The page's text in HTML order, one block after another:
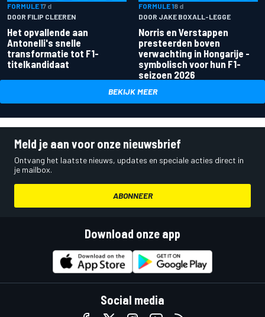
FORMULE 17 d
DOOR FILIP CLEEREN
Het opvallende aan
Antonelli's snelle
transformatie tot F1-
titelkandidaat
FORMULE 18 d
DOOR JAKE BOXALL-LEGGE
Norris en Verstappen
presteerden boven
verwachting in Hongarije -
symbolisch voor hun F1-
seizoen 2026
BEKIJK MEER
Meld je aan voor onze nieuwsbrief
Ontvang het laatste nieuws, updates en speciale acties direct in
je mailbox.
ABONNEER
Download onze app
Social media